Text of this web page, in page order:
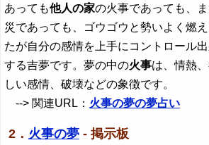
あっても他人の家の火事であっても、
災であっても、ゴウゴウと勢いよく燃
たが自分の感情を上手にコントロール
する吉夢です。夢の中の火事は、情熱
しい感情、破壊などの象徴です。
--> 関連URL： 火事の夢の夢占い
2． 火事の夢- 掲示板